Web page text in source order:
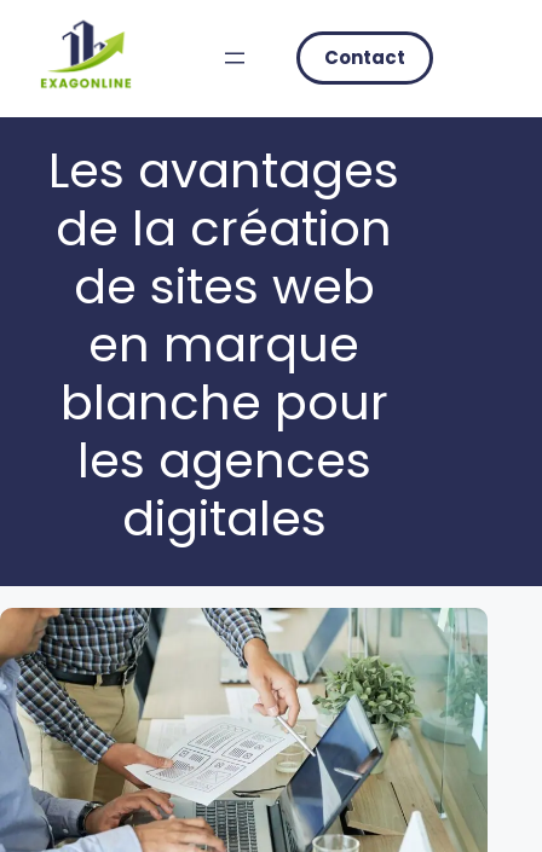
content
Contact
Les avantages
de la création
de sites web
en marque
blanche pour
les agences
digitales